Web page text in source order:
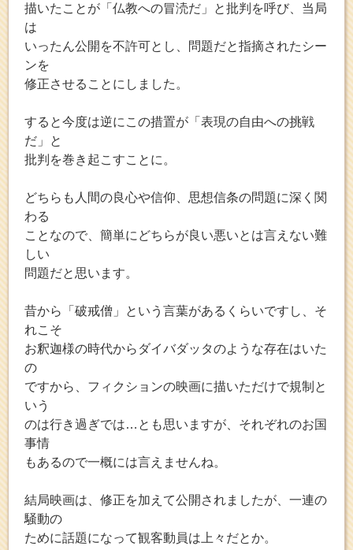
描いたことが「仏教への冒涜だ」と批判を呼び、当局
は
いったん公開を不許可とし、問題だと指摘されたシー
ンを
修正させることにしました。
すると今度は逆にこの措置が「表現の自由への挑戦
だ」と
批判を巻き起こすことに。
どちらも人間の良心や信仰、思想信条の問題に深く関
わる
ことなので、簡単にどちらが良い悪いとは言えない難
しい
問題だと思います。
昔から「破戒僧」という言葉があるくらいですし、そ
れこそ
お釈迦様の時代からダイバダッタのような存在はいた
の
ですから、フィクションの映画に描いただけで規制と
いう
のは行き過ぎでは…とも思いますが、それぞれのお国
事情
もあるので一概には言えませんね。
結局映画は、修正を加えて公開されましたが、一連の
騒動の
ために話題になって観客動員は上々だとか。